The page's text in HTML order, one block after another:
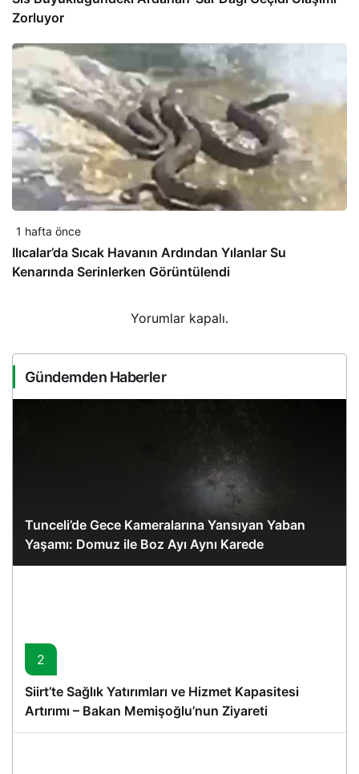
Zorluyor
1 hafta önce
Ilıcalar’da Sıcak Havanın Ardından Yılanlar Su
Kenarında Serinlerken Görüntülendi
Yorumlar kapalı.
Gündemden Haberler
Tunceli’de Gece Kameralarına Yansıyan Yaban
Yaşamı: Domuz ile Boz Ayı Aynı Karede
2
Siirt’te Sağlık Yatırımları ve Hizmet Kapasitesi
Artırımı – Bakan Memişoğlu’nun Ziyareti